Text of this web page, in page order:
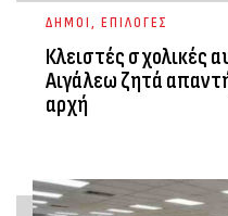
ΔΗΜΟΙ, ΕΠΙΛΟΓΕΣ
Κλειστές σχολικές
Αιγάλεω ζητά
αρχή